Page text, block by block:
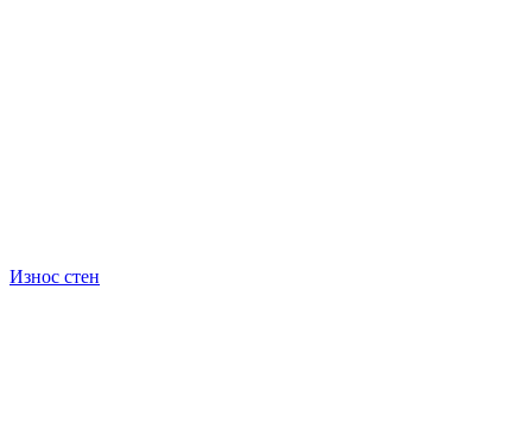
Износ стен